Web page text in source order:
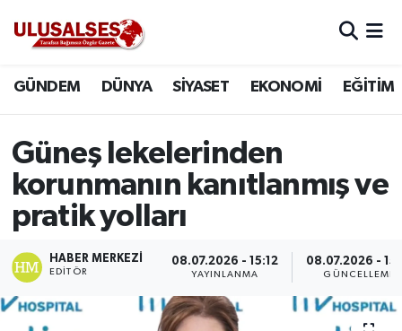
GÜNDEM DÜNYA SİYASET EKONOMİ EĞİTİM
Güneş lekelerinden
korunmanın kanıtlanmış ve
pratik yolları
HABER MERKEZI
EDITÖR
08.07.2026 - 15:12
YAYINLANMA
08.07.2026 -
GÜNCELLEME
DÜNYA
SİYASET
EKONOMİ
EĞİTİM
Trafik Durumu
Süper Lig Puan Durumu ve Fikstür
Tüm Manşetler
Son Dakika Haberleri